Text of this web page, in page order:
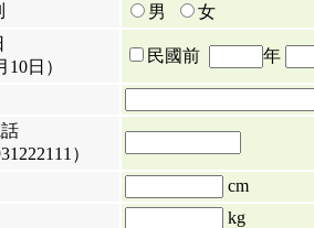
男
女
10日）
民國前 年
）
cm
kg